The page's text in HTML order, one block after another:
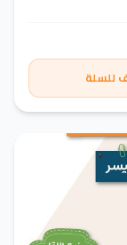
للسلة